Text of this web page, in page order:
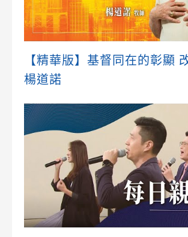
【精華版】基督同在的彰顯
楊道諾